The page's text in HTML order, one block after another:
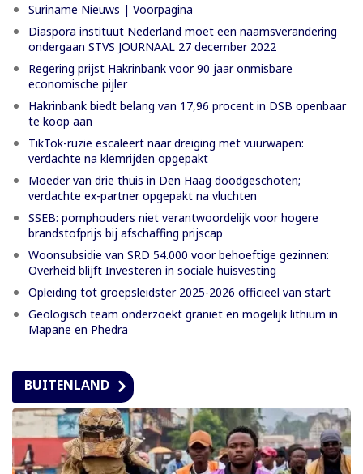
Suriname Nieuws | Voorpagina
Diaspora instituut Nederland moet een naamsverandering
ondergaan STVS JOURNAAL 27 december 2022
Regering prijst Hakrinbank voor 90 jaar onmisbare
economische pijler
Hakrinbank biedt belang van 17,96 procent in DSB openbaar
te koop aan
TikTok-ruzie escaleert naar dreiging met vuurwapen:
verdachte na klemrijden opgepakt
Moeder van drie thuis in Den Haag doodgeschoten;
verdachte ex-partner opgepakt na vluchten
SSEB: pomphouders niet verantwoordelijk voor hogere
brandstofprijs bij afschaffing prijscap
Woonsubsidie van SRD 54.000 voor behoeftige gezinnen:
Overheid blijft Investeren in sociale huisvesting
Opleiding tot groepsleidster 2025-2026 officieel van start
Geologisch team onderzoekt graniet en mogelijk lithium in
Mapane en Phedra
BUITENLAND